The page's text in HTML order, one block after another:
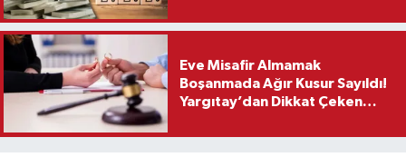
Eve Misafir Almamak
Boşanmada Ağır Kusur Sayıldı!
Yargıtay’dan Dikkat Çeken